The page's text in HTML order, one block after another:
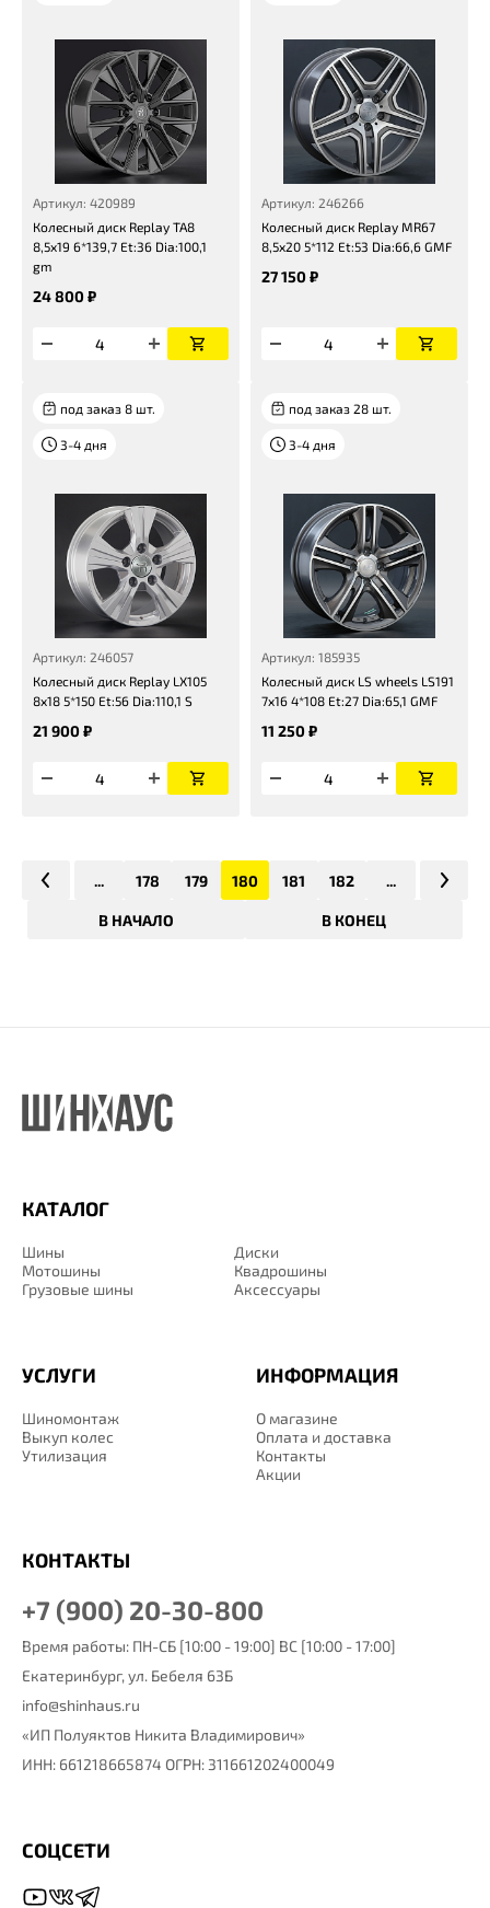
Артикул: 420989
Колесный диск Replay TA8
8,5x19 6*139,7 Et:36 Dia:100,1
gm
24 800 ₽
Артикул: 246266
Колесный диск Replay MR67
8,5x20 5*112 Et:53 Dia:66,6 GMF
27 150 ₽
под заказ 8 шт.
3-4 дня
Артикул: 246057
Колесный диск Replay LX105
8x18 5*150 Et:56 Dia:110,1 S
21 900 ₽
под заказ 28 шт.
3-4 дня
Артикул: 185935
Колесный диск LS wheels LS191
7x16 4*108 Et:27 Dia:65,1 GMF
11 250 ₽
В НАЧАЛО
... 178 179 180 181 182 ...
В КОНЕЦ
КАТАЛОГ
Шины
Диски
Мотошины
Квадрошины
Грузовые шины
Аксессуары
ИНФОРМАЦИЯ
О магазине
Оплата и доставка
Контакты
Акции
УСЛУГИ
Шиномонтаж
Выкуп колес
Утилизация
КОНТАКТЫ
+7 (900) 20-30-800
Время работы: ПН-СБ [10:00 - 19:00] ВС [10:00 - 17:00]
Екатеринбург, ул. Бебеля 63Б
info@shinhaus.ru
«ИП Полуяктов Никита Владимирович»
ИНН: 661218665874 ОГРН: 311661202400049
СОЦСЕТИ